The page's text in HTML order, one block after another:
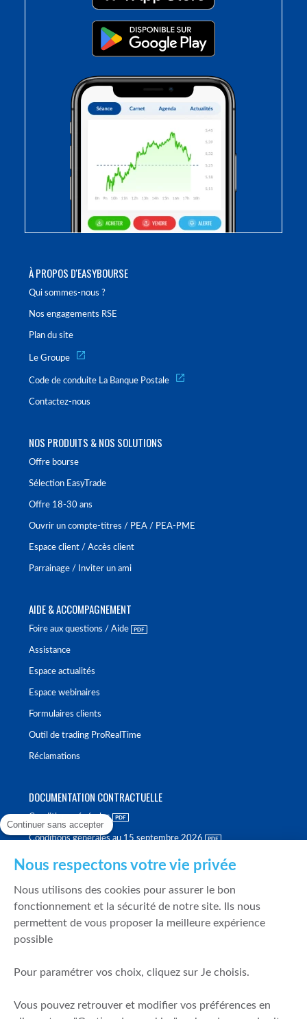
À PROPOS D'EASYBOURSE
Qui sommes-nous ?
Nos engagements RSE
Plan du site
Le Groupe
Code de conduite La Banque Postale
Contactez-nous
NOS PRODUITS & NOS SOLUTIONS
Offre bourse
Sélection EasyTrade
Offre 18-30 ans
Ouvrir un compte-titres / PEA / PEA-PME
Espace client / Accès client
Parrainage / Inviter un ami
AIDE & ACCOMPAGNEMENT
Foire aux questions / Aide
Assistance
Espace actualités
Espace webinaires
Formulaires clients
Outil de trading ProRealTime
Réclamations
DOCUMENTATION CONTRACTUELLE
Conditions générales
Conditions générales au 15 septembre 2026
Politique de meilleure sélection
Politique de durabilité
Fonds de garantie des dépôts et de résolution
Mentions légales
Continuer sans accepter
Nous respectons votre vie privée
Nous utilisons des cookies pour assurer le bon
fonctionnement et la sécurité de notre site. Ils nous
permettent de vous proposer la meilleure expérience
possible
Pour paramétrer vos choix, cliquez sur Je choisis.
Vous pouvez retrouver et modifier vos préférences en